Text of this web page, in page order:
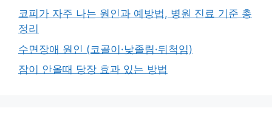
코피가 자주 나는 원인과 예방법, 병원 진료 기준 총
정리
수면장애 원인 (코골이·낮졸림·뒤척임)
잠이 안올때 당장 효과 있는 방법